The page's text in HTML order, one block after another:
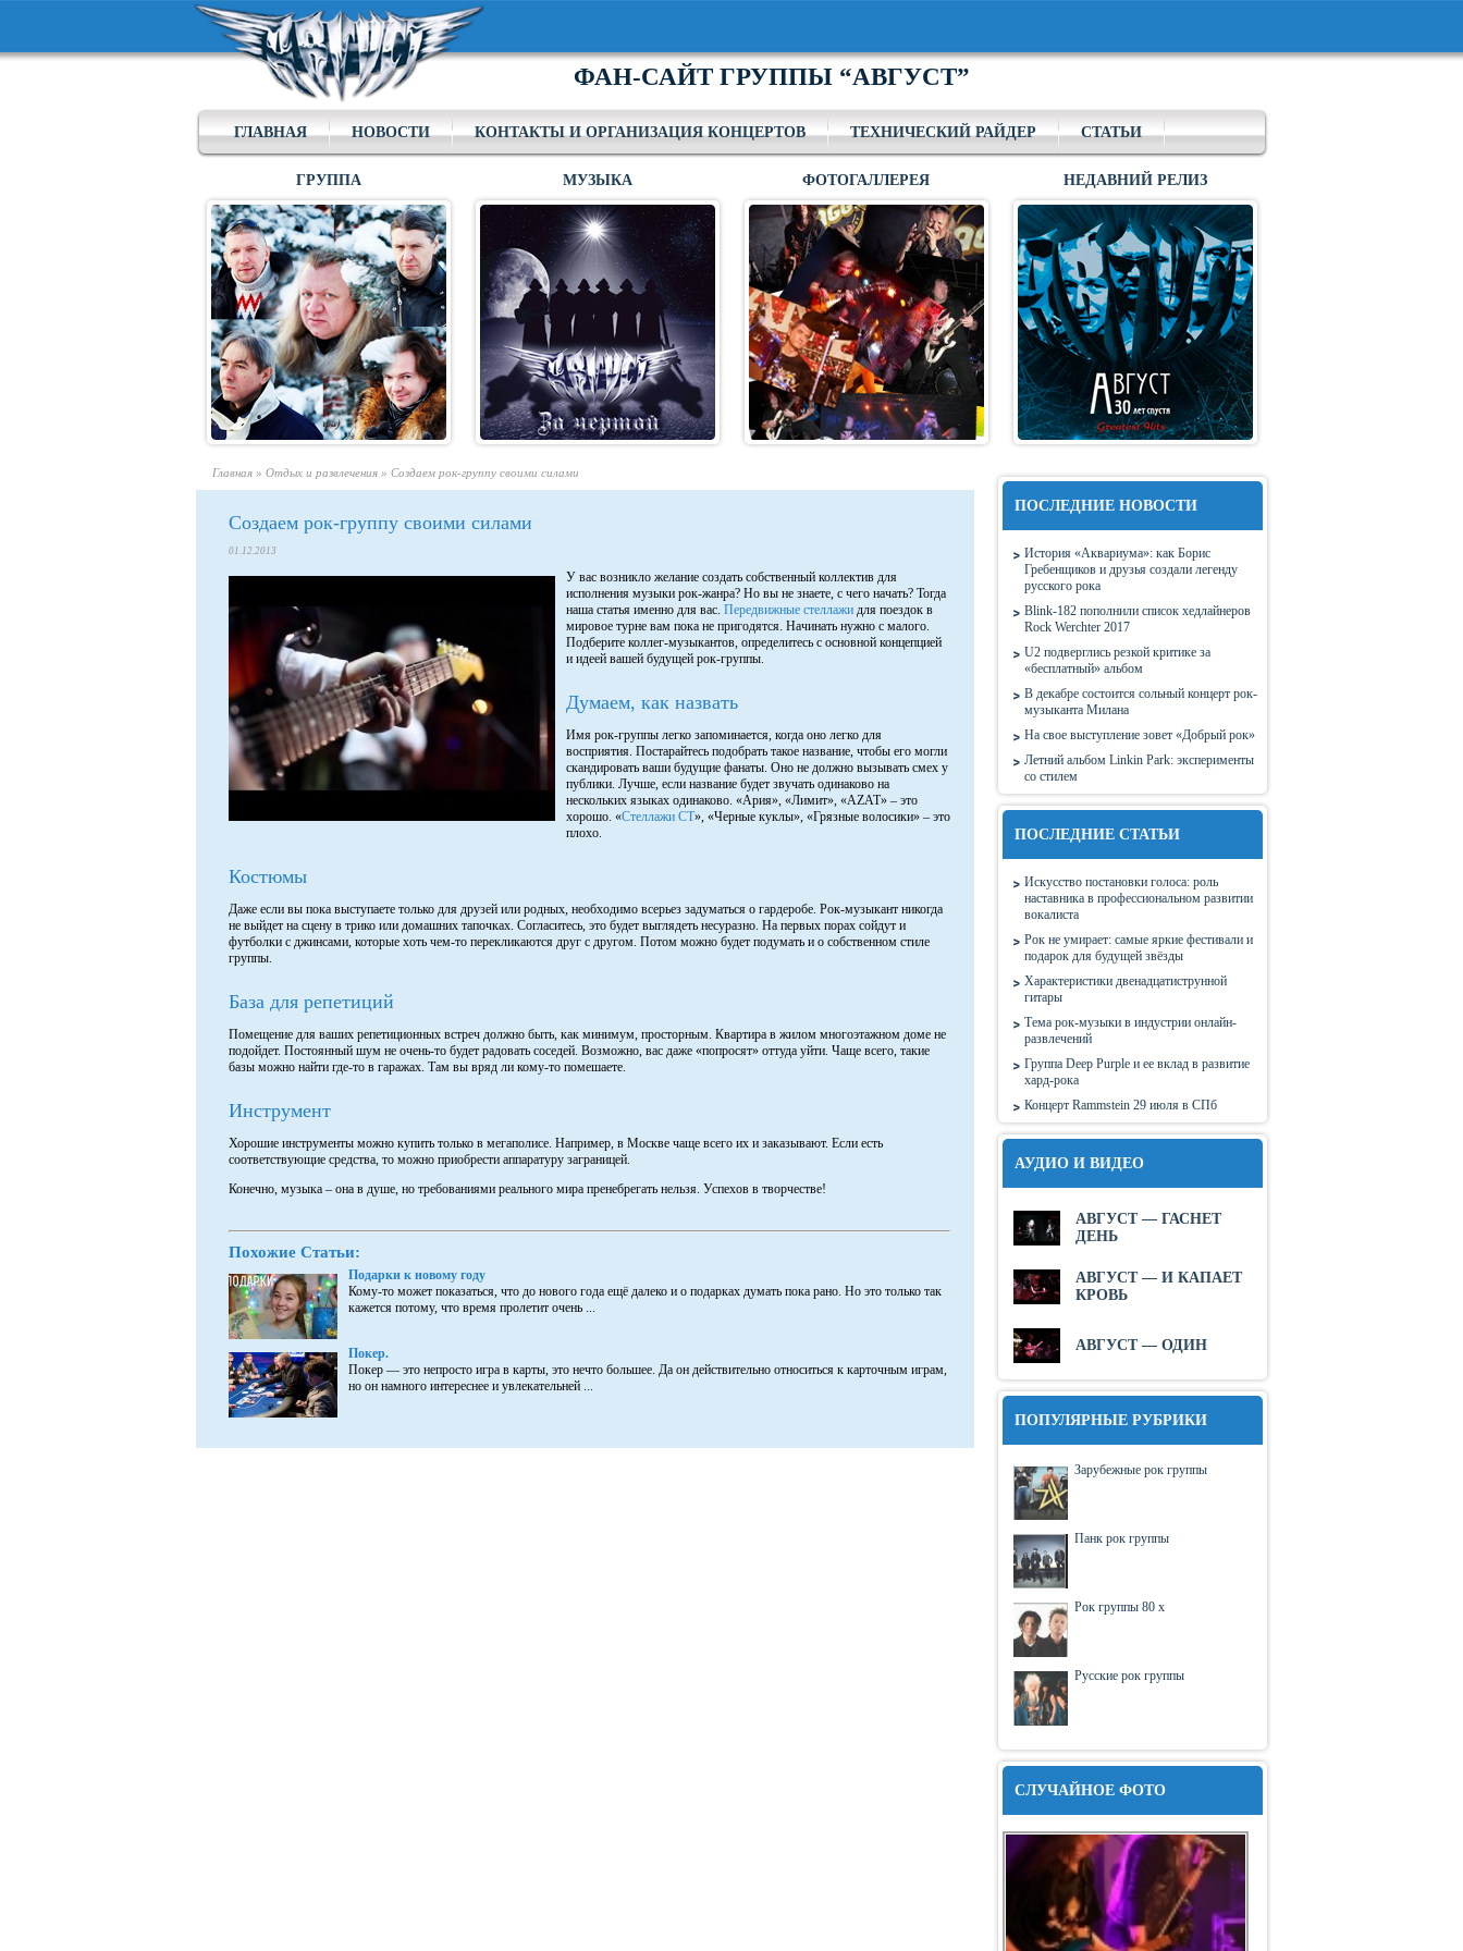
ФАН-САЙТ ГРУППЫ “АВГУСТ”
ГЛАВНАЯ НОВОСТИ КОНТАКТЫ И ОРГАНИЗАЦИЯ КОНЦЕРТОВ ТЕХНИЧЕСКИЙ РАЙДЕР СТАТЬИ
ГРУППА МУЗЫКА ФОТОГАЛЛЕРЕЯ НЕДАВНИЙ РЕЛИЗ
Главная » Отдых и развлечения » Создаем рок-группу своими силами
Создаем рок-группу своими силами
01.12.2013
У вас возникло желание создать собственный коллектив для
исполнения музыки рок-жанра? Но вы не знаете, с чего начать? Тогда
наша статья именно для вас. Передвижные стеллажи для поездок в
мировое турне вам пока не пригодятся. Начинать нужно с малого.
Подберите коллег-музыкантов, определитесь с основной концепцией
и идеей вашей будущей рок-группы.
Думаем, как назвать
Имя рок-группы легко запоминается, когда оно легко для
восприятия. Постарайтесь подобрать такое название, чтобы его могли
скандировать ваши будущие фанаты. Оно не должно вызывать смех у
публики. Лучше, если название будет звучать одинаково на
нескольких языках одинаково. «Ария», «Лимит», «AZAT» – это
хорошо. «Стеллажи СТ», «Черные куклы», «Грязные волосики» – это
плохо.
Костюмы
Даже если вы пока выступаете только для друзей или родных, необходимо всерьез задуматься о гардеробе. Рок-музыкант никогда
не выйдет на сцену в трико или домашних тапочках. Согласитесь, это будет выглядеть несуразно. На первых порах сойдут и
футболки с джинсами, которые хоть чем-то перекликаются друг с другом. Потом можно будет подумать и о собственном стиле
группы.
База для репетиций
Помещение для ваших репетиционных встреч должно быть, как минимум, просторным. Квартира в жилом многоэтажном доме не
подойдет. Постоянный шум не очень-то будет радовать соседей. Возможно, вас даже «попросят» оттуда уйти. Чаще всего, такие
базы можно найти где-то в гаражах. Там вы вряд ли кому-то помешаете.
Инструмент
Хорошие инструменты можно купить только в мегаполисе. Например, в Москве чаще всего их и заказывают. Если есть
соответствующие средства, то можно приобрести аппаратуру заграницей.
Конечно, музыка – она в душе, но требованиями реального мира пренебрегать нельзя. Успехов в творчестве!
Похожие Статьи:
Подарки к новому году
Кому-то может показаться, что до нового года ещё далеко и о подарках думать пока рано. Но это только так
кажется потому, что время пролетит очень ...
Покер.
Покер — это непросто игра в карты, это нечто большее. Да он действительно относиться к карточным играм,
но он намного интереснее и увлекательней ...
ПОСЛЕДНИЕ НОВОСТИ
История «Аквариума»: как Борис
Гребенщиков и друзья создали легенду
русского рока
Blink-182 пополнили список хедлайнеров
Rock Werchter 2017
U2 подверглись резкой критике за
«бесплатный» альбом
В декабре состоится сольный концерт рок-
музыканта Милана
На свое выступление зовет «Добрый рок»
Летний альбом Linkin Park: эксперименты
со стилем
ПОСЛЕДНИЕ СТАТЬИ
Искусство постановки голоса: роль
наставника в профессиональном развитии
вокалиста
Рок не умирает: самые яркие фестивали и
подарок для будущей звёзды
Характеристики двенадцатиструнной
гитары
Тема рок-музыки в индустрии онлайн-
развлечений
Группа Deep Purple и ее вклад в развитие
хард-рока
Концерт Rammstein 29 июля в СПб
АУДИО И ВИДЕО
АВГУСТ — ГАСНЕТ
ДЕНЬ
АВГУСТ — И КАПАЕТ
КРОВЬ
АВГУСТ — ОДИН
ПОПУЛЯРНЫЕ РУБРИКИ
Зарубежные рок группы
Панк рок группы
Рок группы 80 х
Русские рок группы
СЛУЧАЙНОЕ ФОТО